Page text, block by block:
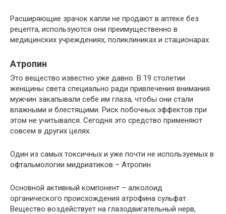
Расширяющие зрачок капли не продают в аптеке без
рецепта, используются они преимущественно в
медицинских учреждениях, поликлиниках и стационарах
Атропин
Это вещество известно уже давно. В 19 столетии
женщины света специально ради привлечения внимания
мужчин закапывали себе им глаза, чтобы они стали
влажными и блестящими. Риск побочных эффектов при
этом не учитывался. Сегодня это средство применяют
совсем в других целях.
Один из самых токсичных и уже почти не используемых в
офтальмологии мидриатиков – Атропин
Основной активный компонент – алколоид
органического происхождения атрофина сульфат.
Вещество воздействует на глазодвигательный нерв,